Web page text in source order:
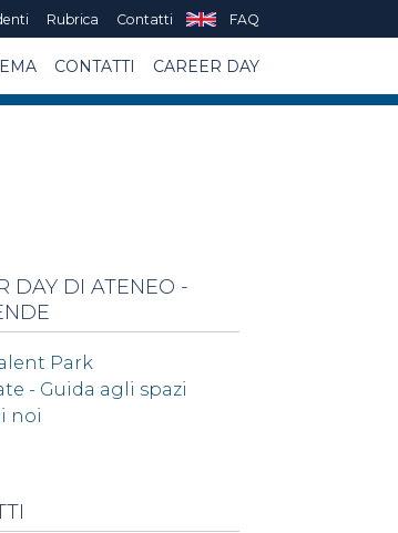
Rubrica Contatti FAQ
CONTATTI CAREER DAY
DAY DI ATENEO -
Park
- Guida agli spazi
noi